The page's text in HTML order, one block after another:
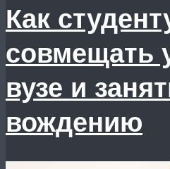
Как
совмещать
вузе и
вождению